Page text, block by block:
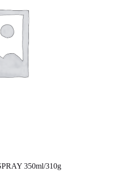
350ml/310g